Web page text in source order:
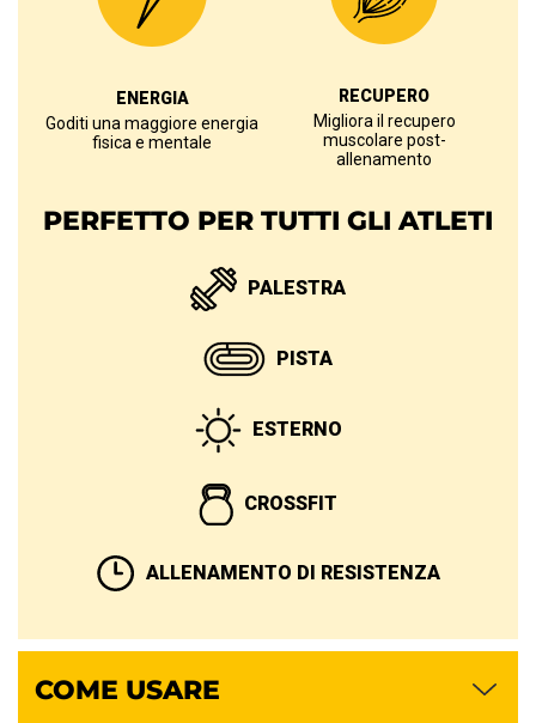
ENERGIA
Goditi una maggiore energia
fisica e mentale
RECUPERO
Migliora il recupero
muscolare post-
allenamento
PERFETTO PER TUTTI GLI ATLETI
PALESTRA
PISTA
ESTERNO
CROSSFIT
ALLENAMENTO DI RESISTENZA
COME USARE